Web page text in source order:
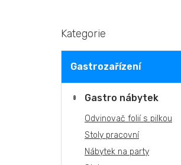
o
s
Přeskočit
Kategorie
Gastrozařízení
Gastro nábytek
Odvinovač folií s pilkou
Stoly pracovní
Nábytek na party